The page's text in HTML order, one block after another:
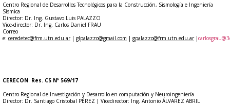
Centro Regional de Desarrollos Tecnológicos para la Construcción, Sismología e Ingeniería
Sísmica
Director: Dr. Ing. Gustavo Luis PALAZZO
Vice-director: Dr. Ing. Carlos Daniel FRAU
Correo
e: ceredetec@frm.utn.edu.ar| glpalazzo@gmail.com | gpalazzo@frm.utn.edu.ar|
CERECON Res. CS Nº 569/17
Centro Regional de Investigación y Desarrollo en computación y Neuroingeniería
Director: Dr. Santiago Cristobal PÉREZ | Vicedirector: Ing. Antonio ÁLVAREZ ABRIL